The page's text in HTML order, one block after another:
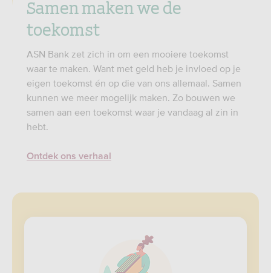
Samen maken we de
toekomst
ASN Bank zet zich in om een mooiere toekomst
waar te maken. Want met geld heb je invloed op je
eigen toekomst én op die van ons allemaal. Samen
kunnen we meer mogelijk maken. Zo bouwen we
samen aan een toekomst waar je vandaag al zin in
hebt.
Ontdek ons verhaal